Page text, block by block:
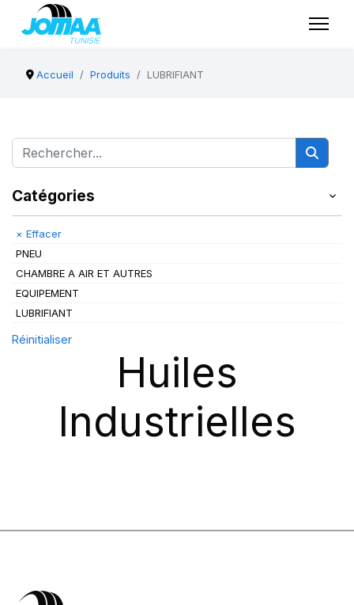
Accueil Produits LUBRIFIANT
Catégories
× Effacer
PNEU
CHAMBRE A AIR ET AUTRES
EQUIPEMENT
LUBRIFIANT
Réinitialiser
Huiles
Industrielles